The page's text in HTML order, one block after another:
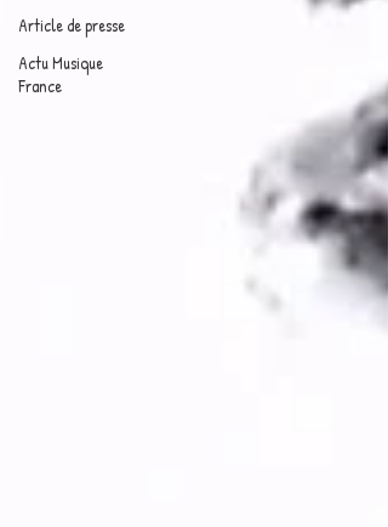
Article de presse
Actu Musique
France